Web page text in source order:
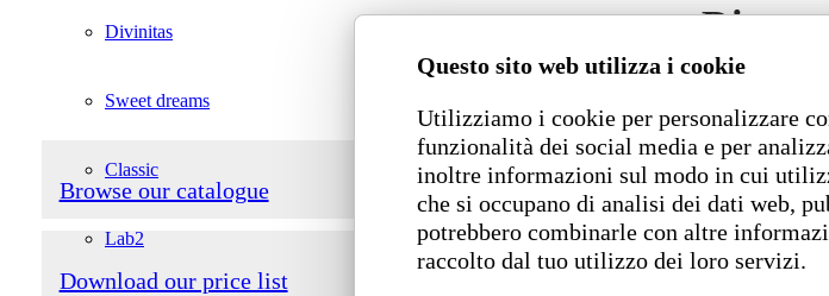
Questo sito web utilizza i cookie
Utilizziamo i cookie per personalizzare
funzionalità dei social media e per
inoltre informazioni sul modo in cui
che si occupano di analisi dei dati web,
potrebbero combinarle con altre
raccolto dal tuo utilizzo dei loro servizi.
Divinitas
Sweet dreams
Classic
Lab2
Browse our catalogue
Download our price list